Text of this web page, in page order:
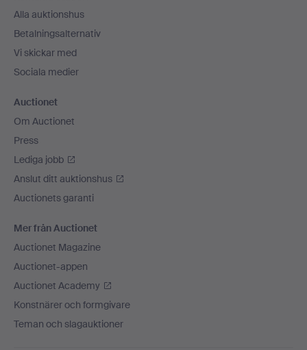
Alla auktionshus
Betalningsalternativ
Vi skickar med
Sociala medier
Auctionet
Om Auctionet
Press
Lediga jobb
Anslut ditt auktionshus
Auctionets garanti
Mer från Auctionet
Auctionet Magazine
Auctionet-appen
Auctionet Academy
Konstnärer och formgivare
Teman och slagauktioner